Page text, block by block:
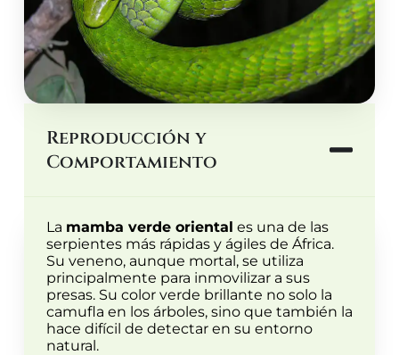
Reproducción y
Comportamiento
La mamba verde oriental es una de las
serpientes más rápidas y ágiles de África.
Su veneno, aunque mortal, se utiliza
principalmente para inmovilizar a sus
presas. Su color verde brillante no solo la
camufla en los árboles, sino que también la
hace difícil de detectar en su entorno
natural.